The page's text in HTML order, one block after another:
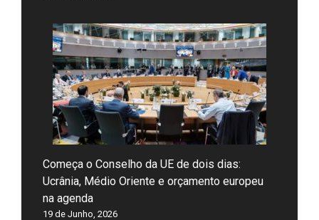
Começa o Conselho da UE de dois dias:
Ucrânia, Médio Oriente e orçamento europeu
na agenda
19 de Junho, 2026